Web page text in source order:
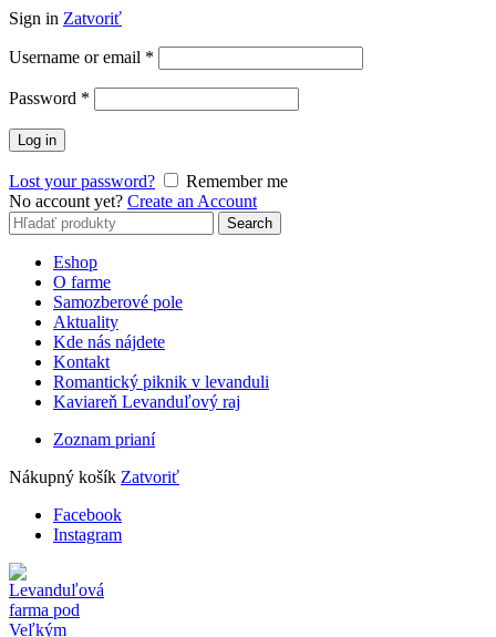
Sign in Zatvoriť
Username or email *
Password *
Log in
Lost your password?
Remember me
No account yet? Create an Account
Search
for:
Search
Eshop
O farme
Samozberové pole
Aktuality
Kde nás nájdete
Kontakt
Romantický piknik v levanduli
Kaviareň Levanduľový raj
Zoznam prianí
Nákupný košík Zatvoriť
Facebook
Instagram